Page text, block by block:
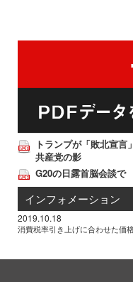
トランプが「敗北宣
共産党の影
G20の日露首脳会談で
インフォメーション
2019.10.18
消費税率引き上げに合わせた価